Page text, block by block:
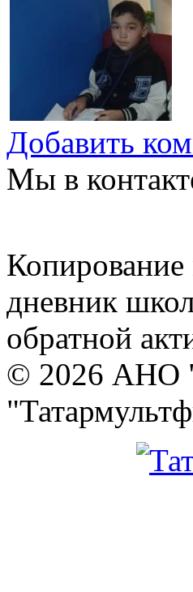
Добавить
Мы в
Копирование
дневник
обратной
© 2026 АНО